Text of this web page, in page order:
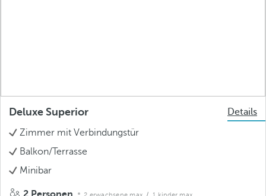
Deluxe Superior
Details
Zimmer mit Verbindungstür
Balkon/Terrasse
Minibar